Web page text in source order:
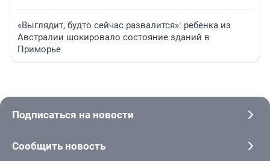
«Выглядит, будто сейчас развалится»: ребенка из
Австралии шокировало состояние зданий в
Приморье
Подписаться на новости
Сообщить новость